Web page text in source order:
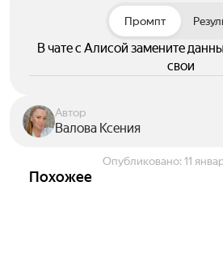
Промпт
В чате с Алисой замените
свои
Автор
Валова Ксения
Опубликовано: 11
Похожее